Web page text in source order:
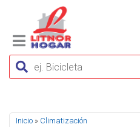
Se encuentra usted aquí
Inicio » Climatización